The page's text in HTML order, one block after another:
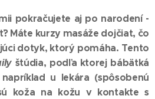
pokračujete aj po narodení -
Máte kurzy masáže dojčiat, čo
dotyk, ktorý pomáha. Tento
štúdia, podľa ktorej bábätká
u lekára (spôsobenú
koža na kožu v kontakte s